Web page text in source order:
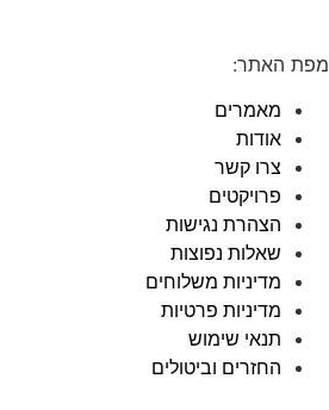
מפת האתר:
מאמרים
אודות
צרו קשר
פרויקטים
הצהרת נגישות
שאלות נפוצות
מדיניות משלוחים
מדיניות פרטיות
תנאי שימוש
החזרים וביטולים